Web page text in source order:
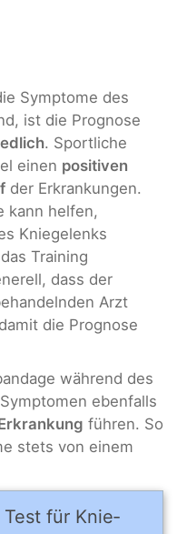
Symptome des
ist die Prognose
. Sportliche
einen positiven
der Erkrankungen.
kann helfen,
Kniegelenks
Training
dass der
Arzt
die Prognose
während des
ebenfalls
führen. So
stets von einem
Test für Knie­